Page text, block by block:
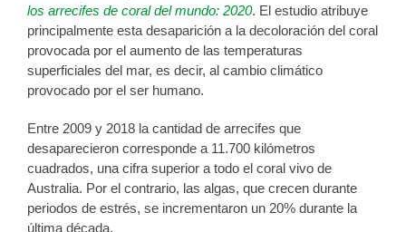
los arrecifes de coral del mundo: 2020. El estudio atribuye
principalmente esta desaparición a la decoloración del coral
provocada por el aumento de las temperaturas
superficiales del mar, es decir, al cambio climático
provocado por el ser humano.
Entre 2009 y 2018 la cantidad de arrecifes que
desaparecieron corresponde a 11.700 kilómetros
cuadrados, una cifra superior a todo el coral vivo de
Australia. Por el contrario, las algas, que crecen durante
periodos de estrés, se incrementaron un 20% durante la
última década.